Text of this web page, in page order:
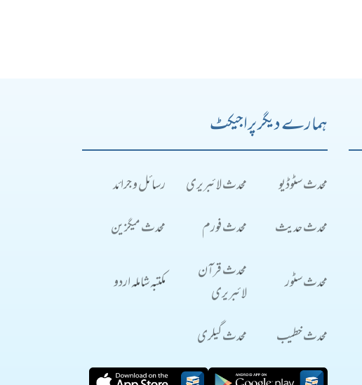
ہمارے دیگر پراجیکٹ
محدث سٹوڈیو محدث لائبریری
رسائل و جرائد
محدث حدیث
محدث فورم محدث میگزین
محدث سٹور
محدث قرآن
لائبریری
مکتبہ شاملہ اردو
محدث خطیب محدث گیلری